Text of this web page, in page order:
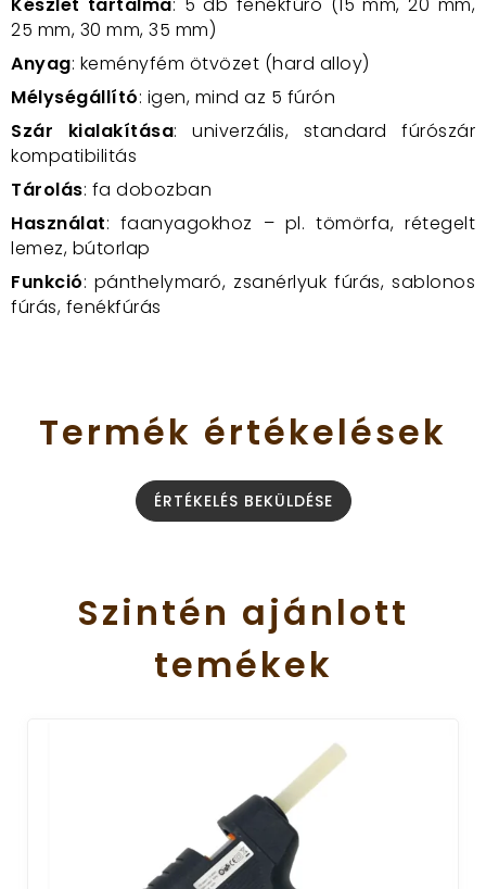
25 mm, 30 mm, 35 mm)
Anyag: keményfém ötvözet (hard alloy)
Mélységállító: igen, mind az 5 fúrón
Szár kialakítása: univerzális, standard fúrószár
kompatibilitás
Tárolás: fa dobozban
Használat: faanyagokhoz – pl. tömörfa, rétegelt
lemez, bútorlap
Funkció: pánthelymaró, zsanérlyuk fúrás, sablonos
fúrás, fenékfúrás
Termék értékelések
ÉRTÉKELÉS BEKÜLDÉSE
Szintén ajánlott
temékek